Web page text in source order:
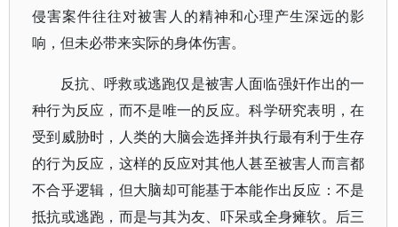
侵害案件往往对被害人的精神和心理产生深远的影
响，但未必带来实际的身体伤害。
反抗、呼救或逃跑仅是被害人面临强奸作出的一
种行为反应，而不是唯一的反应。科学研究表明，在
受到威胁时，人类的大脑会选择并执行最有利于生存
的行为反应，这样的反应对其他人甚至被害人而言都
不合乎逻辑，但大脑却可能基于本能作出反应：不是
抵抗或逃跑，而是与其为友、吓呆或全身瘫软。后三